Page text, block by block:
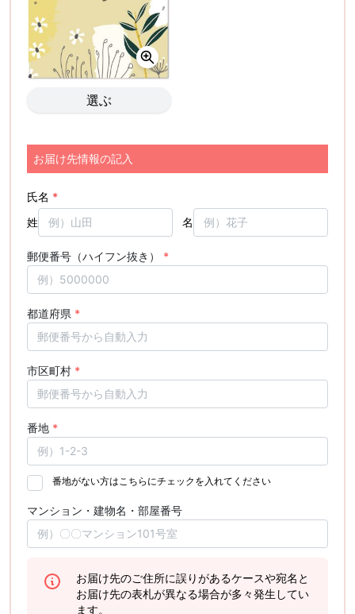
選ぶ
お届け先情報の記入
氏名 *
姓
名
郵便番号（ハイフン抜き） *
都道府県 *
市区町村 *
番地 *
番地がない方はこちらにチェックを入れてください
マンション・建物名・部屋番号
お届け先のご住所に誤りがあるケースや宛名と
お届け先の表札が異なる場合が多々発生してい
ます。